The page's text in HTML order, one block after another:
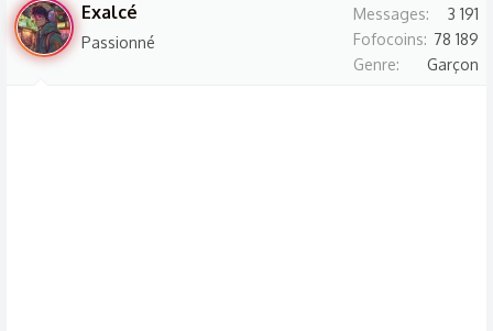
t
e
u
t
e
Exalcé
Passionné
Messages
3 191
Fofocoins
78 189
Genre
Garçon